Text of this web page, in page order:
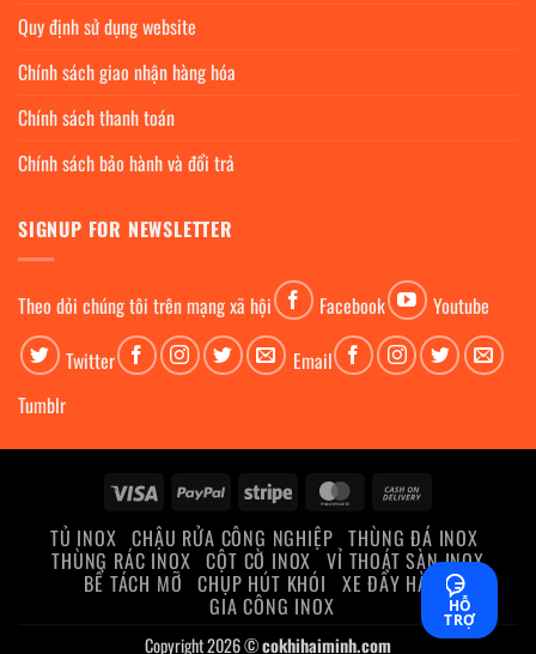
Quy định sử dụng website
Chính sách giao nhận hàng hóa
Chính sách thanh toán
Chính sách bảo hành và đổi trả
SIGNUP FOR NEWSLETTER
Theo dỏi chúng tôi trên mạng xã hội Facebook
Youtube
Twitter
Email
Tumblr
Visa PayPal Stripe MasterCard
Delivery
TỦ INOX CHẬU RỬA CÔNG NGHIỆP THÙNG ĐÁ INOX
THÙNG RÁC INOX CỘT CỜ INOX VỈ THOÁT SÀN INOX
BỂ TÁCH MỠ CHỤP HÚT KHÓI XE ĐẨY HÀNG
GIA CÔNG INOX
Copyright 2026 ©cokhihaiminh.com
HỖ
TRỢ